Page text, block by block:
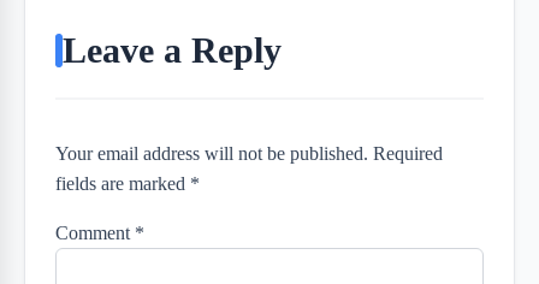
Leave a Reply
Your email address will not be published. Required
fields are marked *
Comment *